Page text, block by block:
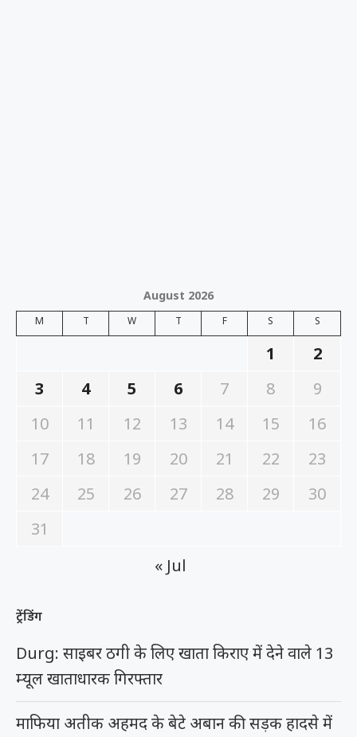
August 2026
M T W T F S S
1
2
3
4 5 6 7 8
9
10
11 12 13 14 15
16
17
18 19 20 21 22
23
24
25 26 27 28 29
30
31
« Jul
ट्रेंडिंग
Durg: साइबर ठगी के लिए खाता किराए में देने वाले 13
म्यूल खाताधारक गिरफ्तार
माफिया अतीक अहमद के बेटे अबान की सड़क हादसे में